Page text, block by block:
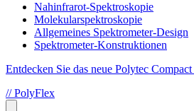
Nahinfrarot-Spektroskopie
Molekularspektroskopie
Allgemeines Spektrometer-Design
Spektrometer-Konstruktionen
Entdecken Sie das neue Polytec
// PolyFlex